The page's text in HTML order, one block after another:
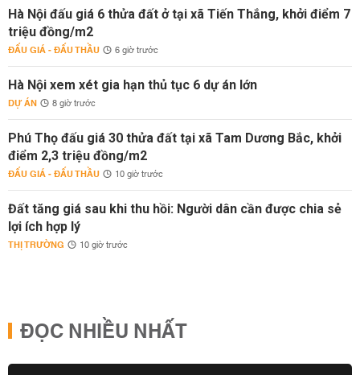
Hà Nội đấu giá 6 thửa đất ở tại xã Tiến Thắng, khởi điểm 7
triệu đồng/m2
ĐẤU GIÁ - ĐẤU THẦU 6 giờ trước
Hà Nội xem xét gia hạn thủ tục 6 dự án lớn
DỰ ÁN 8 giờ trước
Phú Thọ đấu giá 30 thửa đất tại xã Tam Dương Bắc, khởi
điểm 2,3 triệu đồng/m2
ĐẤU GIÁ - ĐẤU THẦU 10 giờ trước
Đất tăng giá sau khi thu hồi: Người dân cần được chia sẻ
lợi ích hợp lý
THỊ TRƯỜNG 10 giờ trước
ĐỌC NHIỀU NHẤT